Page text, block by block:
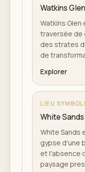
Watkins Glen
Watkins
traversée de
des strates
de
Explorer
LIEU
White Sands
White Sands
gypse d'une
et l'absence
paysage